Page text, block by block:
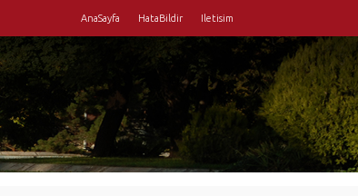
AnaSayfa HataBildir Iletisim